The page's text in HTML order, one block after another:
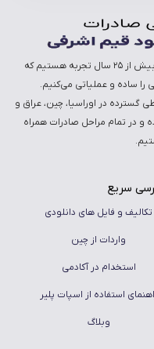
ما یک مجموعه تخصصی تجارت بین‌الملل با بیش از ۲۵ سال تجربه هستیم که
ساده و عملیاتی می‌کنیم.
در اوراسیا، چین، عراق و
در تمام مراحل صادرات همراه
سریع
و فایل های دانلودی
واردات از چین
استخدام در آکادمی
استفاده از اسپات پلیر
وبلاگ